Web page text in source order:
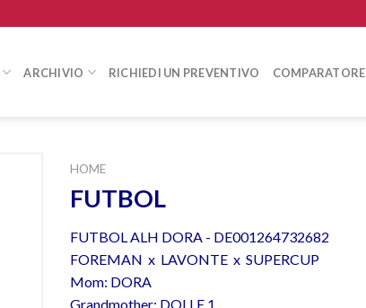
ARCHIVIO RICHIEDI UN PREVENTIVO COMPARATORE
HOME
FUTBOL
FUTBOL ALH DORA - DE001264732682
FOREMAN x LAVONTE x SUPERCUP
Mom: DORA
Grandmother: DOLLE 1